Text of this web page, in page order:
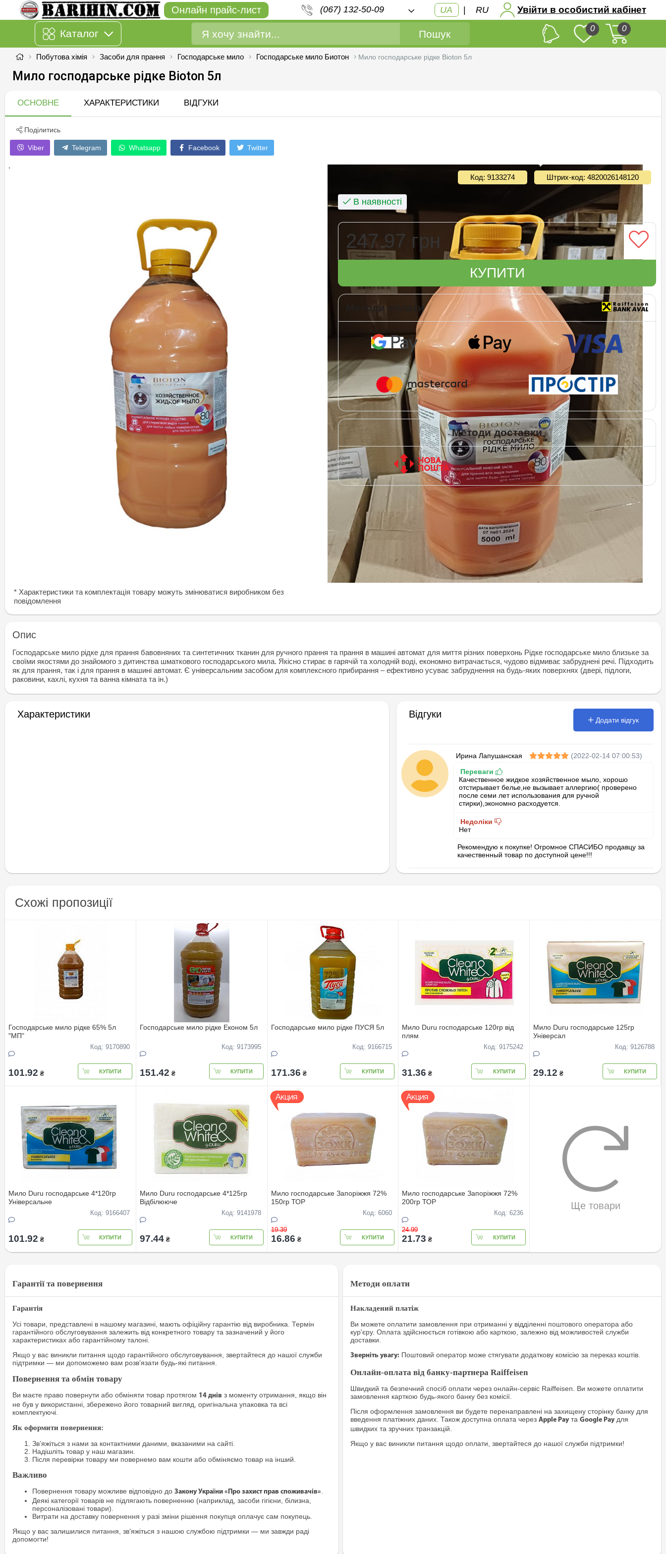
Онлайн прайс-лист (067) 132-50-09 UA | RU Увійти в особистий кабінет
Каталог Пошук 0 0
Побутова хімія Засоби для прання Господарське мило Господарське мило Биотон Мило господарське рідке Bioton 5л
Мило господарське рідке Bioton 5л
ОСНОВНЕ ХАРАКТЕРИСТИКИ ВІДГУКИ
Поділитись
Viber Telegram Whatsapp Facebook Twitter
* Характеристики та комплектація товару можуть змінюватися виробником без
повідомлення
Код: 9133274 Штрих-код: 4820026148120
В наявності
247.97 грн
КУПИТИ
Методи сплати
Методи доставки
Опис
Господарське мило рідке для прання бавовняних та синтетичних тканин для ручного прання та прання в машині автомат для миття різних поверхонь Рідке господарське мило близьке за
своїми якостями до знайомого з дитинства шматкового господарського мила. Якісно стирає в гарячій та холодній воді, економно витрачається, чудово відмиває забруднені речі. Підходить
як для прання, так і для прання в машині автомат. Є універсальним засобом для комплексного прибирання – ефективно усуває забруднення на будь-яких поверхнях (двері, підлоги,
раковини, кахлі, кухня та ванна кімната та ін.)
Характеристики Відгуки
Додати відгук
Ирина Лапушанская
(2022-02-14 07:00:53)
Переваги
Качественное жидкое хозяйственное мыло, хорошо
отстирывает белье,не вызывает аллергию( проверено
после семи лет использования для ручной
стирки),экономно расходуется.
Недоліки
Нет
Рекомендую к покупке! Огромное СПАСИБО продавцу за
качественный товар по доступной цене!!!
Схожі пропозиції
Господарське мило рідке 65% 5л
"МП"
Код: 9170890
101.92 ₴ КУПИТИ
Господарське мило рідке Економ 5л
Код: 9173995
151.42 ₴ КУПИТИ
Господарське мило рідке ПУСЯ 5л
Код: 9166715
171.36 ₴ КУПИТИ
Мило Duru господарське 120гр від
плям
Код: 9175242
31.36 ₴ КУПИТИ
Мило Duru господарське 125гр
Універсал
Код: 9126788
29.12 ₴ КУПИТИ
Мило Duru господарське 4*120гр
Універсальне
Код: 9166407
101.92 ₴ КУПИТИ
Мило Duru господарське 4*125гр
Відбілююче
Код: 9141978
97.44 ₴ КУПИТИ
Мило господарське Запоріжжя 72%
150гр ТОР
Код: 6060
19.39
16.86 ₴ КУПИТИ
Мило господарське Запоріжжя 72%
200гр ТОР
Код: 6236
24.99
21.73 ₴ КУПИТИ
Ще товари
Гарантії та повернення
Гарантія
Усі товари, представлені в нашому магазині, мають офіційну гарантію від виробника. Термін
гарантійного обслуговування залежить від конкретного товару та зазначений у його
характеристиках або гарантійному талоні.
Якщо у вас виникли питання щодо гарантійного обслуговування, звертайтеся до нашої служби
підтримки — ми допоможемо вам розв’язати будь-які питання.
Повернення та обмін товару
Ви маєте право повернути або обміняти товар протягом 14 днів з моменту отримання, якщо він
не був у використанні, збережено його товарний вигляд, оригінальна упаковка та всі
комплектуючі.
Як оформити повернення:
Зв’яжіться з нами за контактними даними, вказаними на сайті.
Надішліть товар у наш магазин.
Після перевірки товару ми повернемо вам кошти або обміняємо товар на інший.
Важливо
Повернення товару можливе відповідно до Закону України «Про захист прав споживачів»
Деякі категорії товарів не підлягають поверненню (наприклад, засоби гігієни, білизна,
персоналізовані товари).
Витрати на доставку повернення у разі зміни рішення покупця оплачує сам покупець.
Якщо у вас залишилися питання, зв’яжіться з нашою службою підтримки — ми завжди раді
допомогти!
Методи оплати
Накладений платіж
Ви можете оплатити замовлення при отриманні у відділенні поштового оператора або
кур'єру. Оплата здійснюється готівкою або карткою, залежно від можливостей служби
доставки.
Зверніть увагу: Поштовий оператор може стягувати додаткову комісію за переказ коштів.
Онлайн-оплата від банку-партнера Raiffeisen
Швидкий та безпечний спосіб оплати через онлайн-сервіс Raiffeisen. Ви можете оплатити
замовлення карткою будь-якого банку без комісії.
Після оформлення замовлення ви будете перенаправлені на захищену сторінку банку для
введення платіжних даних. Також доступна оплата черезApple Pay таGoogle Pay для
швидких та зручних транзакцій.
Якщо у вас виникли питання щодо оплати, звертайтеся до нашої служби підтримки!